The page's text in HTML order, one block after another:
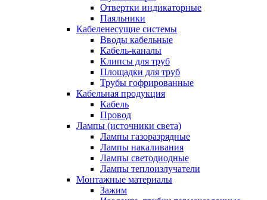
Отвертки индикаторные
Паяльники
Кабеленесущие системы
Вводы кабельные
Кабель-каналы
Клипсы для труб
Площадки для труб
Трубы гофрированные
Кабельная продукция
Кабель
Провод
Лампы (источники света)
Лампы газоразрядные
Лампы накаливания
Лампы светодиодные
Лампы теплоизлучатели
Монтажные материалы
Зажим